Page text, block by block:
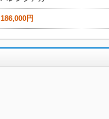
186,000円